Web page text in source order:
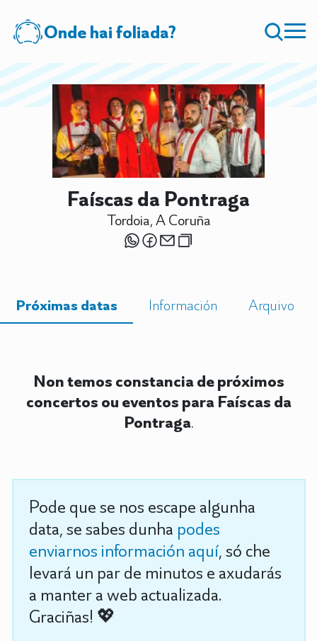
Onde hai foliada?
Faíscas da Pontraga
Tordoia, A Coruña
Próximas datas Información Arquivo
Non temos constancia de próximos
concertos ou eventos para Faíscas da
Pontraga.
Pode que se nos escape algunha
data, se sabes dunha podes
enviarnos información aquí, só che
levará un par de minutos e axudarás
a manter a web actualizada.
Graciñas! 💖